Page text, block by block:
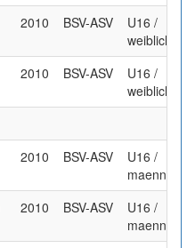
2010 BSV-ASV
U16 /
weiblich
2010 BSV-ASV
U16 /
weiblich
2010 BSV-ASV
U16 /
maennlich
2010 BSV-ASV
U16 /
maennlich